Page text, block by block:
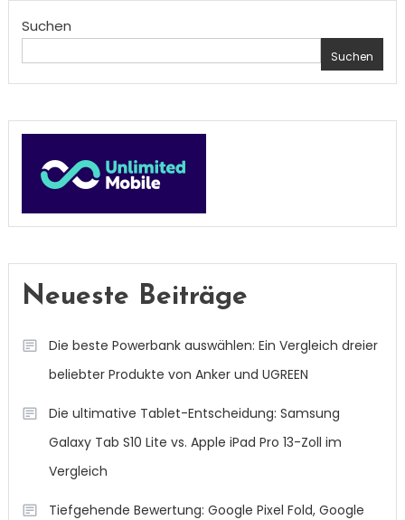
Suchen
Suchen
Neueste Beiträge
Die beste Powerbank auswählen: Ein Vergleich dreier
beliebter Produkte von Anker und UGREEN
Die ultimative Tablet-Entscheidung: Samsung
Galaxy Tab S10 Lite vs. Apple iPad Pro 13-Zoll im
Vergleich
Tiefgehende Bewertung: Google Pixel Fold, Google